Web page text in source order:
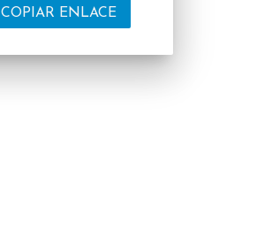
COPIAR ENLACE